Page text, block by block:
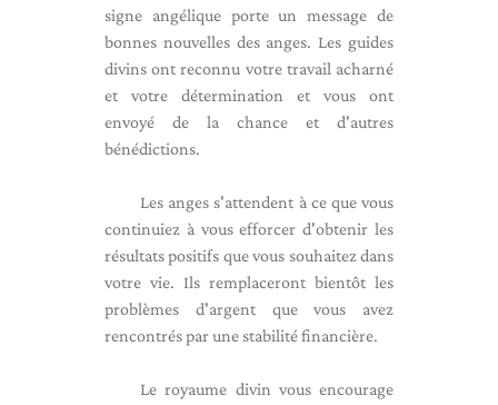
signe angélique porte un message de
bonnes nouvelles des anges. Les guides
divins ont reconnu votre travail acharné
et votre détermination et vous ont
envoyé de la chance et d'autres
bénédictions.
Les anges s'attendent à ce que vous
continuiez à vous efforcer d'obtenir les
résultats positifs que vous souhaitez dans
votre vie. Ils remplaceront bientôt les
problèmes d'argent que vous avez
rencontrés par une stabilité financière.
Le royaume divin vous encourage